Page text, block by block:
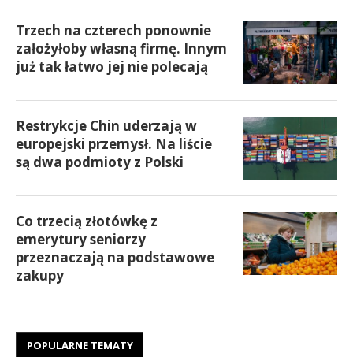
Trzech na czterech ponownie
założyłoby własną firmę. Innym
już tak łatwo jej nie polecają
Restrykcje Chin uderzają w
europejski przemysł. Na liście
są dwa podmioty z Polski
Co trzecią złotówkę z
emerytury seniorzy
przeznaczają na podstawowe
zakupy
POPULARNE TEMATY